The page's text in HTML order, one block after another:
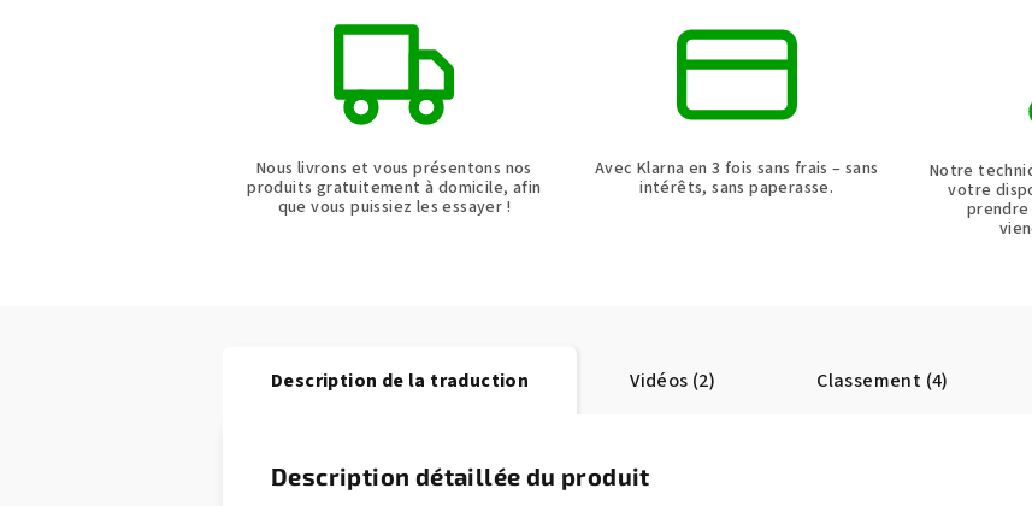
Nous livrons et vous présentons nos
produits gratuitement à domicile, afin
que vous puissiez les essayer !
Avec Klarna en 3 fois sans frais – sans
intérêts, sans paperasse.
Notre
votre
Description de la traduction Vidéos (2) Classement (4)
Description détaillée du produit